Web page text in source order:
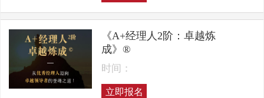
《A+经理人2阶：卓越炼
成》®
时间：
立即报名